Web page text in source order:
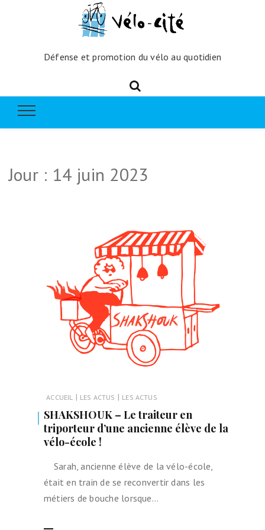
Défense et promotion du vélo au quotidien
Jour : 14 juin 2023
ACCUEIL | LES ACTUS | LES ACTUS
SHAKSHOUK – Le traiteur en
triporteur d’une ancienne élève de la
vélo-école !
Sarah, ancienne élève de la vélo-école,
était en train de se reconvertir dans les
métiers de bouche lorsque…